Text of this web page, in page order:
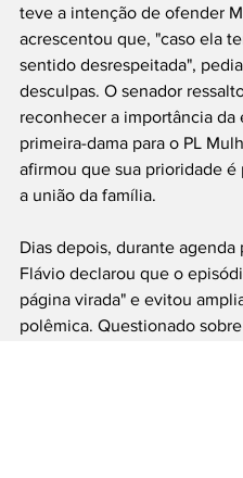
teve a intenção de ofender
acrescentou que, "caso ela
sentido desrespeitada", pedia
desculpas. O senador
reconhecer a importância da
primeira-dama para o PL
afirmou que sua prioridade é
a união da família.
Dias depois, durante agenda
Flávio declarou que o
página virada" e evitou
polêmica. Questionado